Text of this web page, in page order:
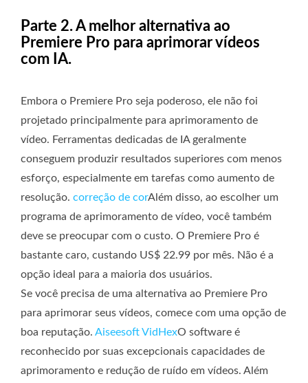
Parte 2. A melhor alternativa ao
Premiere Pro para aprimorar vídeos
com IA.
Embora o Premiere Pro seja poderoso, ele não foi
projetado principalmente para aprimoramento de
vídeo. Ferramentas dedicadas de IA geralmente
conseguem produzir resultados superiores com menos
esforço, especialmente em tarefas como aumento de
resolução. correção de corAlém disso, ao escolher um
programa de aprimoramento de vídeo, você também
deve se preocupar com o custo. O Premiere Pro é
bastante caro, custando US$ 22.99 por mês. Não é a
opção ideal para a maioria dos usuários.
Se você precisa de uma alternativa ao Premiere Pro
para aprimorar seus vídeos, comece com uma opção de
boa reputação. Aiseesoft VidHexO software é
reconhecido por suas excepcionais capacidades de
aprimoramento e redução de ruído em vídeos. Além